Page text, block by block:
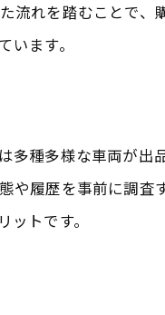
流れを踏むことで、
ます。
多種多様な車両が出
や履歴を事前に調査
トです。